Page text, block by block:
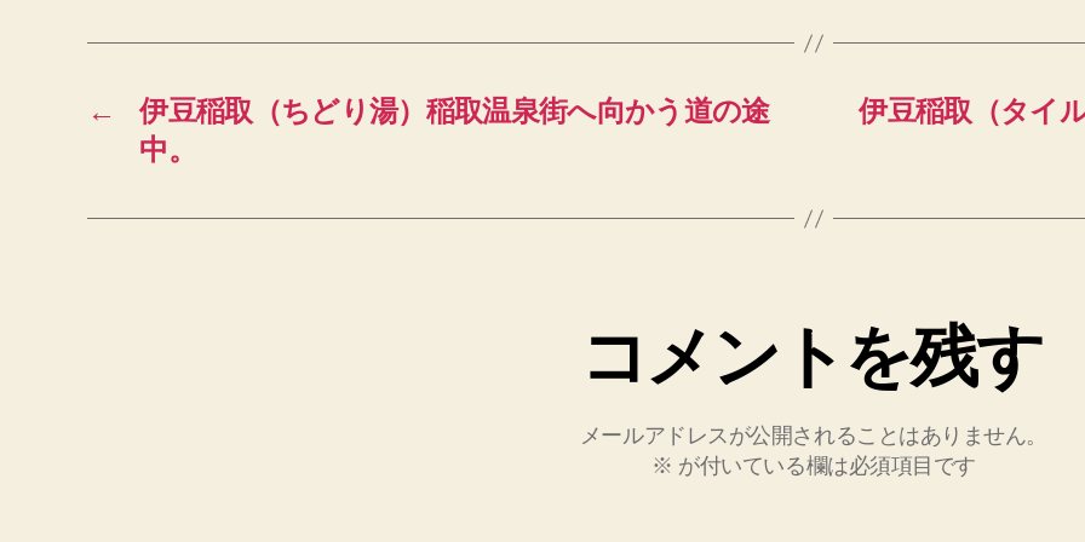
←
伊豆稲取（ちどり湯）稲取温泉街へ向かう道の途
中。
伊豆稲取（タイ
コメントを残す
メールアドレスが公開されることはありません。
※ が付いている欄は必須項目です